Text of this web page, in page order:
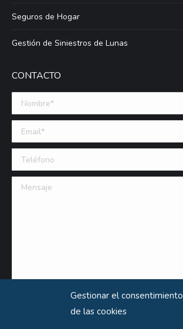
Gestionar el consentimiento
de las cookies
Seguros de Hogar
Gestión de Siniestros de Lunas
CONTACTO
Nombre *
Email (requerido)
Teléfono
Mensaje